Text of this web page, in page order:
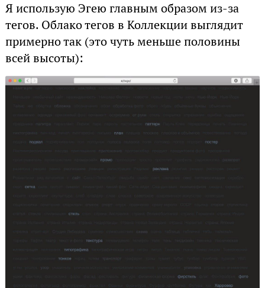
Я использую Эгею главным образом из-за
тегов. Облако тегов в Коллекции выглядит
примерно так (это чуть меньше половины
всей высоты):